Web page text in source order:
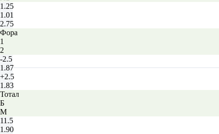
1.25
1.01
2.75
Фора
1
2
-2.5
1.87
+2.5
1.83
Тотал
Б
М
11.5
1.90